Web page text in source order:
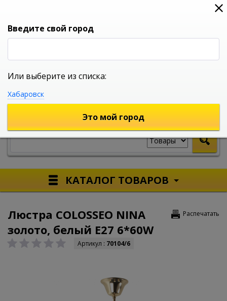
0
УНИВЕРСАЛЬНЫЙ ИНТЕРНЕТ МАГАЗИН
КАТАЛОГ ТОВАРОВ
Распечатать
Люстра COLOSSEO NINA
золото, белый E27 6*60W
Артикул : 70104/6
Введите свой город
Или выберите из списка:
Хабаровск
Это мой город